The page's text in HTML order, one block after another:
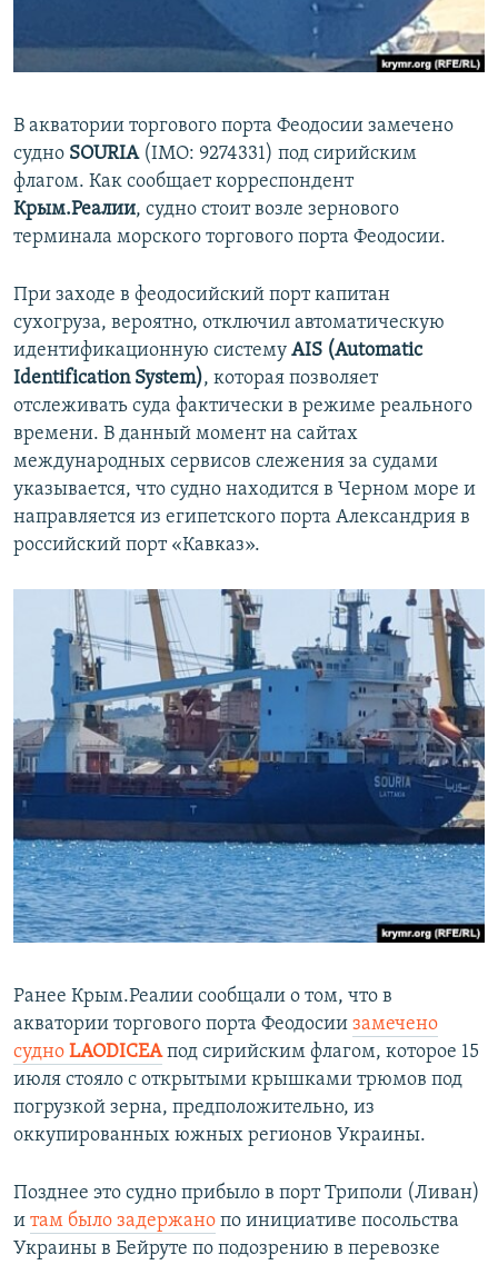
УКРАИНСКАЯ ПРОБЛЕМА КРЫМА
Все сайты RFE/RL
В акватории торгового порта Феодосии замечено
судно SOURIA(IMO: 9274331) под сирийским
флагом. Как сообщает корреспондент
Крым.Реалии, судно стоит возле зернового
терминала морского торгового порта Феодосии.
При заходе в феодосийский порт капитан
сухогруза, вероятно, отключил автоматическую
идентификационную систему AIS (Automatic
Identification System), которая позволяет
отслеживать суда фактически в режиме реального
времени. В данный момент на сайтах
международных сервисов слежения за судами
указывается, что судно находится в Черном море и
направляется из египетского порта Александрия в
российский порт «Кавказ».
Ранее Крым.Реалии сообщали о том, что в
акватории торгового порта Феодосии замечено
судно LAODICEA под сирийским флагом, которое 15
июля стояло с открытыми крышками трюмов под
погрузкой зерна, предположительно, из
оккупированных южных регионов Украины.
Позднее это судно прибыло в порт Триполи (Ливан)
и там было задержано по инициативе посольства
Украины в Бейруте по подозрению в перевозке